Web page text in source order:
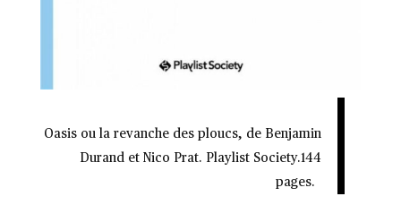
Oasis ou la revanche des ploucs, de Benjamin
Durand et Nico Prat. Playlist Society.144
pages.